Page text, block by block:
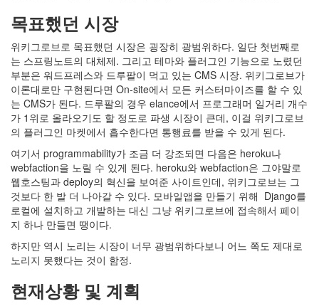
목표했던 시장
위키그로브로 목표했던 시장은 굉장히 광범위하다. 일단 첫번째로
는 스프링노트의 대체제. 그리고 테마와 플러그인 기능으로 노렸던
부분은 워드프레스와 드루팔이 먹고 있는 CMS 시장. 위키그로브가
이론대로만 구현된다면 On-site에서 모든 커스터마이즈를 할 수 있
는 CMS가 된다. 드루팔의 경우 elance에서 프로그래머 일거리 개수
가 1위로 올라오기도 할 정도로 파생 시장이 큰데, 이걸 위키그로브
의 플러그인 마켓에서 흡수한다면 통행료를 받을 수 있게 된다.
여기서 programmability가 조금 더 강조되면 다음은 heroku나
webfaction을 노릴 수 있게 된다. heroku와 webfaction은 그야말로
웹호스팅과 deploy의 혁신을 보여준 사이트인데, 위키그로브는 그
것보다 한 발 더 나아갈 수 있다. 모바일앱을 만들기 위해 Django를
로컬에 설치하고 개발하는 대신 그냥 위키그로브에 접속해서 페이
지 하나 만들면 땡이다.
하지만 역시 노리는 시장이 너무 광범위하다보니 어느 쪽도 제대로
노리지 못했다는 것이 함정.
현재상황 및 계획